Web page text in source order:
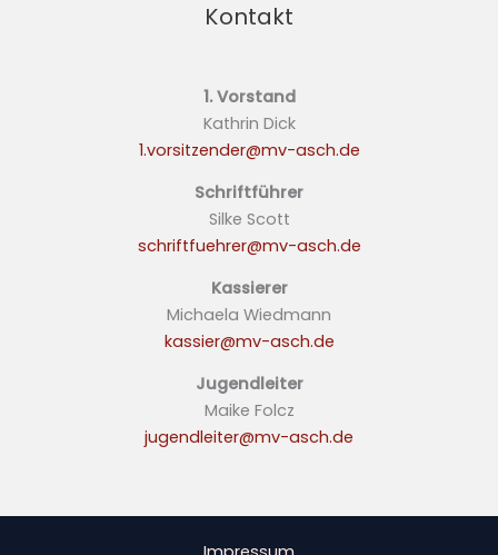
Kontakt
1. Vorstand
Kathrin Dick
1.vorsitzender@mv-asch.de
Schriftführer
Silke Scott
schriftfuehrer@mv-asch.de
Kassierer
Michaela Wiedmann
kassier@mv-asch.de
Jugendleiter
Maike Folcz
jugendleiter@mv-asch.de